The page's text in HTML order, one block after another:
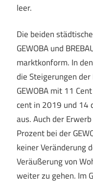
leer.
Die beiden
GEWOBA und
marktkonform. In
die Steigerungen
GEWOBA mit 11
cent in 2019 und 14
aus. Auch der
Prozent bei der
keiner Veränderung
Veräußerung von
weiter zu gehen. Im